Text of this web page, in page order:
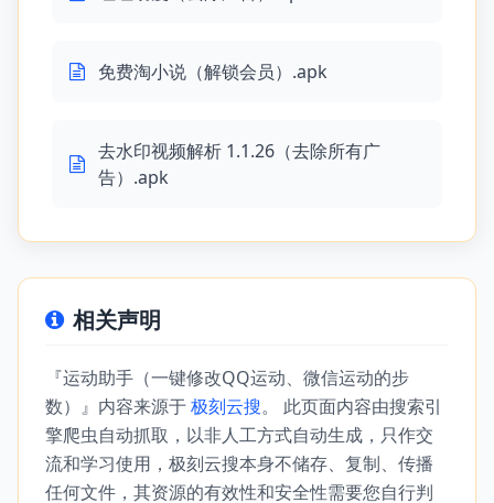
免费淘小说（解锁会员）.apk
去水印视频解析 1.1.26（去除所有广
告）.apk
相关声明
『运动助手（一键修改QQ运动、微信运动的步
数）』内容来源于极刻云搜。 此页面内容由搜索引
擎爬虫自动抓取，以非人工方式自动生成，只作交
流和学习使用，极刻云搜本身不储存、复制、传播
任何文件，其资源的有效性和安全性需要您自行判